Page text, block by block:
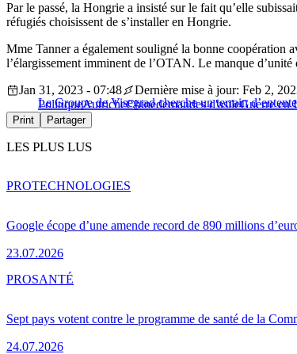
Par le passé, la Hongrie a insisté sur le fait qu’elle
réfugiés choisissent de s’installer en Hongrie.
Mme Tanner a également souligné la bonne coopération
l’élargissement imminent de l’OTAN. Le manque
Le Groupe de Visegrad cherche un terrain
Jan 31, 2023 - 07:48
Dernière mise à jour: Feb 2,
PolitiqueAutricheChinedemandes d'asileGuerre en
Print Partager
LES PLUS LUS
Google écope d’une amende record de 890 millions
23.07.2026
PROTECHNOLOGIES
Sept pays votent contre le programme de santé de la
24.07.2026
PROSANTÉ